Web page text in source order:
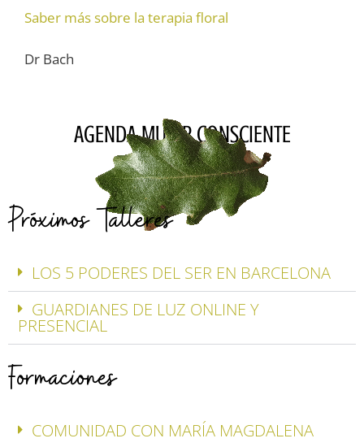
Saber más sobre la terapia floral
Dr Bach
AGENDA MUJER CONSCIENTE
Próximos Talleres
LOS 5 PODERES DEL SER EN BARCELONA
GUARDIANES DE LUZ ONLINE Y
PRESENCIAL
Formaciones
COMUNIDAD CON MARÍA MAGDALENA